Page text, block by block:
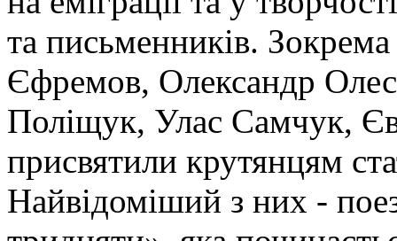
та письменників.
Єфремов, Олександр
Поліщук, Улас Самчук,
присвятили крутянцям
Найвідоміший з них -